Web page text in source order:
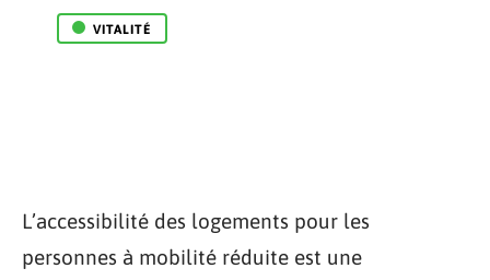
VITALITÉ
L’accessibilité des logements pour les
personnes à mobilité réduite est une